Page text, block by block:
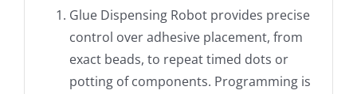
Glue Dispensing Robot provides precise
control over adhesive placement, from
exact beads, to repeat timed dots or
potting of components. Programming is